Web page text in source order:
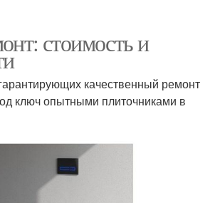
стоимость и
качественный ремонт
ключ опытными плиточниками в